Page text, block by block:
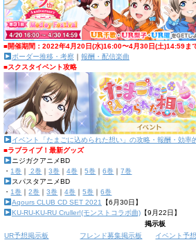
■開催期間：2022年4月20日(水)16:00〜4月30日(土)14:59ま
ボーダー推移・考察｜ 報酬・配信楽曲
■スクスタイベント攻略
イベント「たまごに込められた想い」の攻略・報酬・効率
■ラブライブ！最新グッズ
ニジガクアニメBD
・ 1巻 ｜ 2巻 ｜3巻 ｜4巻 ｜5巻 ｜6巻 ｜7巻
スパスタアニメBD
・ 1巻 ｜2巻 ｜3巻 ｜4巻 ｜5巻 ｜6巻
Aqours CLUB CD SET 2021
【6月30日】
KU-RU-KU-RU Cruller!(モンストコラボ曲)【9月22日】
掲示板
UR予想掲示板
フレンド募集掲示板 イベント予